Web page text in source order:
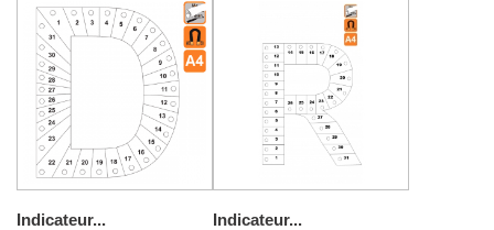
Indicateur... Indicateur...